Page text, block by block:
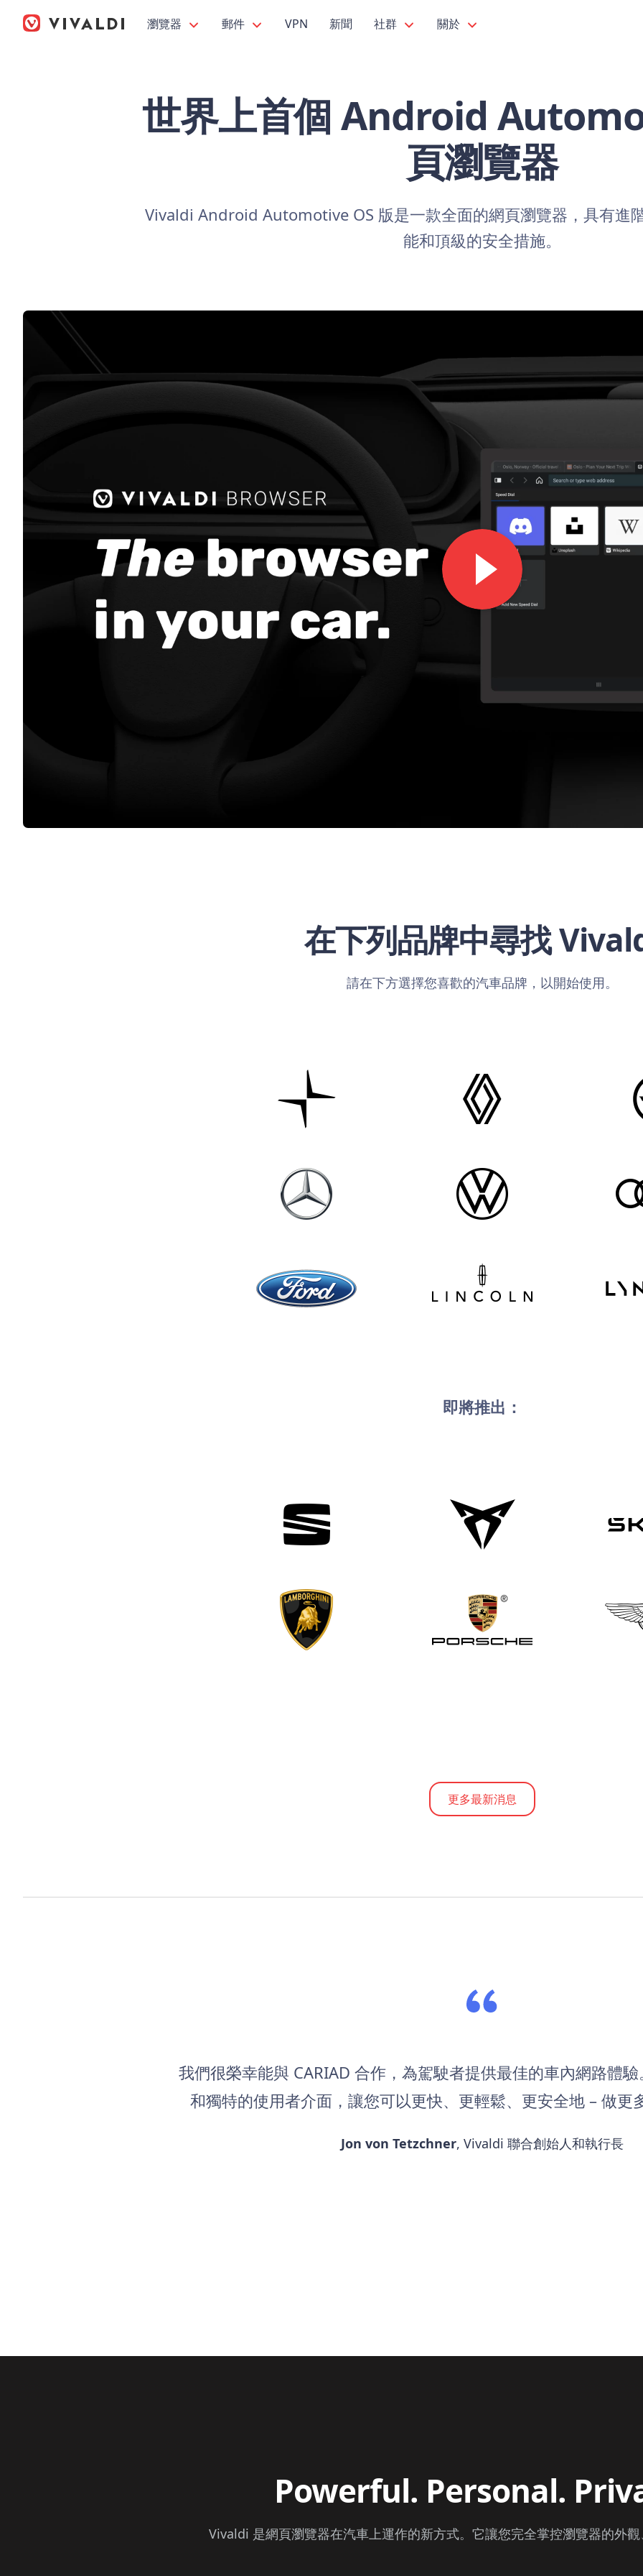
瀏覽器 郵件 VPN 新聞 社群 關於
世界上首個 Android
頁瀏覽器
Vivaldi Android Automotive OS 版是一款全面的網頁瀏覽器，具有進
能和頂級的安全措施。
在下列品牌中尋找
請在下方選擇您喜歡的汽車品牌，以開始使用。
即將推出：
更多最新消息
我們很榮幸能與 CARIAD 合作，為駕駛者提供最佳的車內網路體
和獨特的使用者介面，讓您可以更快、更輕鬆、更安全地 – 做更
Jon von Tetzchner, Vivaldi 聯合創始人和執行長
Powerful. Personal.
Vivaldi 是網頁瀏覽器在汽車上運作的新方式。它讓您完全掌控瀏覽器的外